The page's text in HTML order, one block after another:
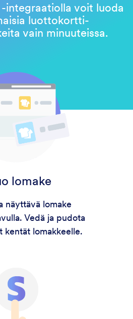
voit luoda
luottokortti-
vain minuuteissa.
lomake
näyttävä lomake
Vedä ja pudota
kentät lomakkeelle.